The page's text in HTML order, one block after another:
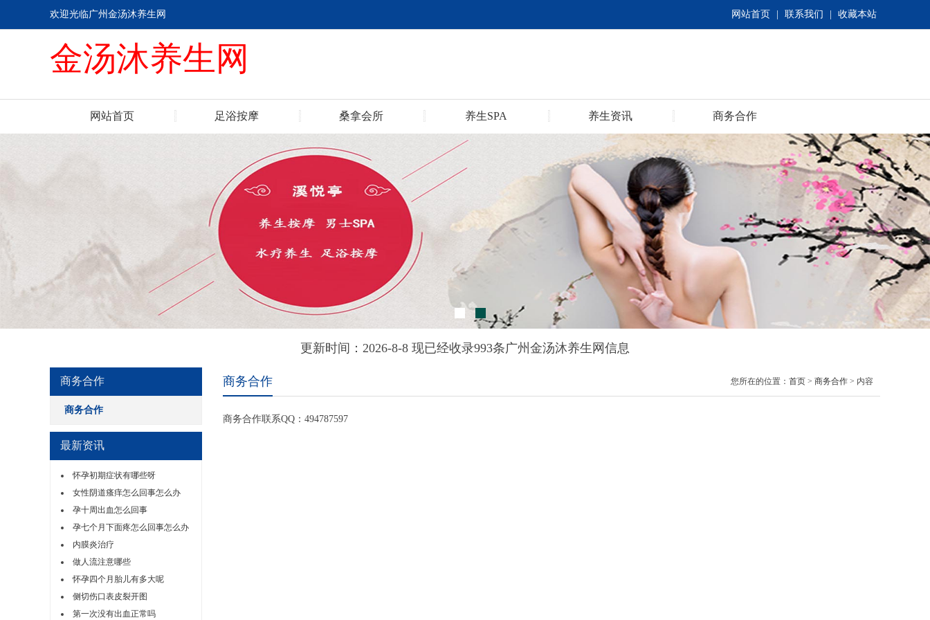
网站首页 联系我们 收藏本站
欢迎光临广州金汤沐养生网
金汤沐养生网
网站首页 足浴按摩 桑拿会所 养生SPA 养生资讯 商务合作
更新时间：2026-8-8 现已经收录993条广州金汤沐养生网信息
商务合作
商务合作
最新资讯
怀孕初期症状有哪些呀
女性阴道瘙痒怎么回事怎么办
孕十周出血怎么回事
孕七个月下面疼怎么回事怎么办
内膜炎治疗
做人流注意哪些
怀孕四个月胎儿有多大呢
侧切伤口表皮裂开图
第一次没有出血正常吗
商务合作 您所在的位置： 首页 > 商务合作 > 内容
商务合作联系QQ：494787597